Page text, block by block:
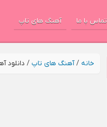
تماس با ما آهنگ های تاپ
خانه /آهنگ های تاپ / دانلود